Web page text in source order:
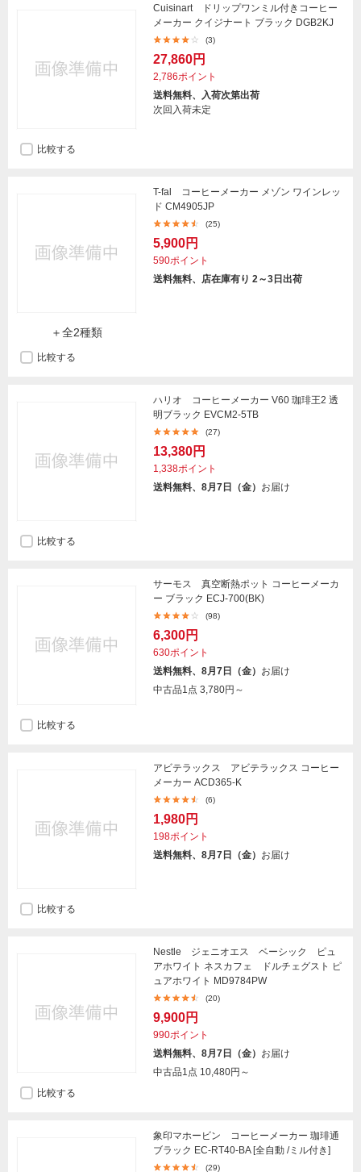
Cuisinart ドリップワンミル付きコーヒー
メーカー クイジナート ブラック DGB2KJ
(3)
27,860円
2,786ポイント
送料無料、入荷次第出荷
次回入荷未定
比較する
＋全2種類
T-fal コーヒーメーカー メゾン ワインレッ
ド CM4905JP
(25)
5,900円
590ポイント
送料無料、店在庫有り 2～3日出荷
比較する
ハリオ コーヒーメーカー V60 珈琲王2 透
明ブラック EVCM2-5TB
(27)
13,380円
1,338ポイント
送料無料、8月7日（金） お届け
比較する
サーモス 真空断熱ポット コーヒーメーカ
ー ブラック ECJ-700(BK)
(98)
6,300円
630ポイント
送料無料、8月7日（金） お届け
中古品1点 3,780円～
比較する
アビテラックス アビテラックス コーヒー
メーカー ACD365-K
(6)
1,980円
198ポイント
送料無料、8月7日（金） お届け
比較する
Nestle ジェニオエス ベーシック ピュ
アホワイト ネスカフェ ドルチェグスト ピ
ュアホワイト MD9784PW
(20)
9,900円
990ポイント
送料無料、8月7日（金） お届け
中古品1点 10,480円～
比較する
象印マホービン コーヒーメーカー 珈琲通
ブラック EC-RT40-BA [全自動 /ミル付き]
(29)